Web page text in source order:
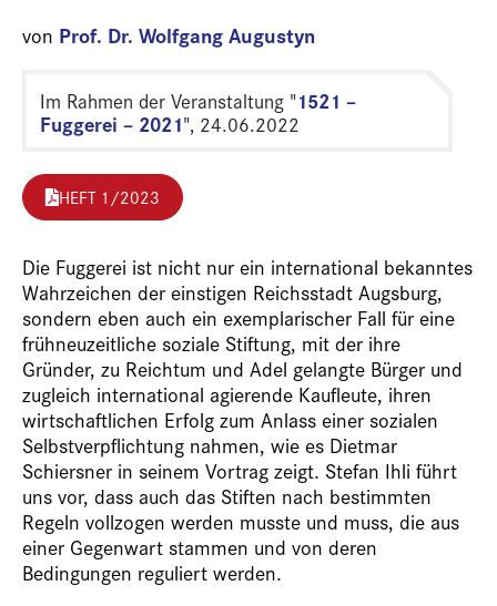
von Prof. Dr. Wolfgang Augustyn
Im Rahmen der Veranstaltung "1521 –
Fuggerei – 2021", 24.06.2022
HEFT 1/2023
Die Fuggerei ist nicht nur ein international bekanntes
Wahrzeichen der einstigen Reichsstadt Augsburg,
sondern eben auch ein exemplarischer Fall für eine
frühneuzeitliche soziale Stiftung, mit der ihre
Gründer, zu Reichtum und Adel gelangte Bürger und
zugleich international agierende Kaufleute, ihren
wirtschaftlichen Erfolg zum Anlass einer sozialen
Selbstverpflichtung nahmen, wie es Dietmar
Schiersner in seinem Vortrag zeigt. Stefan Ihli führt
uns vor, dass auch das Stiften nach bestimmten
Regeln vollzogen werden musste und muss, die aus
einer Gegenwart stammen und von deren
Bedingungen reguliert werden.